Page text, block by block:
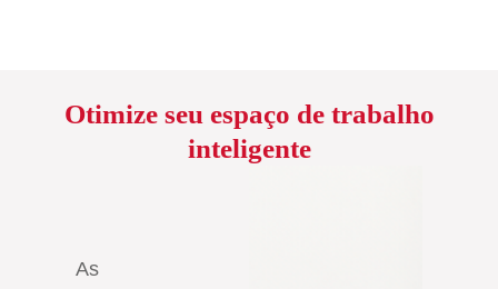
Otimize seu espaço de trabalho
inteligente
As